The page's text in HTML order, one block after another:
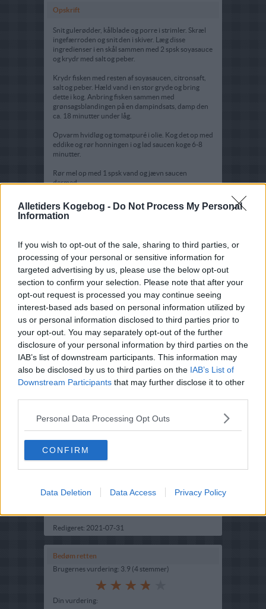
Alletiders Kogebog - Do Not Process My Personal
Information
If you wish to opt-out of the sale, sharing to third parties, or
processing of your personal or sensitive information for
targeted advertising by us, please use the below opt-out
section to confirm your selection. Please note that after your
opt-out request is processed you may continue seeing
interest-based ads based on personal information utilized by
us or personal information disclosed to third parties prior to
your opt-out. You may separately opt-out of the further
disclosure of your personal information by third parties on the
IAB’s list of downstream participants. This information may
also be disclosed by us to third parties on the IAB’s List of
Downstream Participants that may further disclose it to other
Personal Data Processing Opt Outs
CONFIRM
Data Deletion Data Access Privacy Policy
Opskrift
Snit gulerødder, kålblade og porre i strimler. Skræl
ingefærroden og snit den i skiver. Læg disse
ingredienser i en skål sammen med 2 spsk soyasauce
og krydr med salt og peber.
Krydr fisken med resten af soyasaucen, citronsaft,
salt og peber. Hæld vand i en stor gryde og bring
dette i kog. Anbring fisken sammen med
grønsagsblandingen på en dampindsats, damp den
ca. 18 minutter under låg.
Opvarm hvidløg og tomatpuré i olie. Kog det op med
eddike og rør honningen i og lad saucen koge 6-8
minutter.
Rør mel op med 1 spsk vand og jævn saucen
dermed.
Anret fisken sammen med grønsagerne. Server
saucen til.
Ret :Hovedretter-Hovedretter med fisk
Hovedingrediens : Ferskvandsfisk Bars
Redigeret: 2021-07-31
Bedøm retten
Brugernes vurdering: 3.9 (4 stemmer)
Din vurdering: